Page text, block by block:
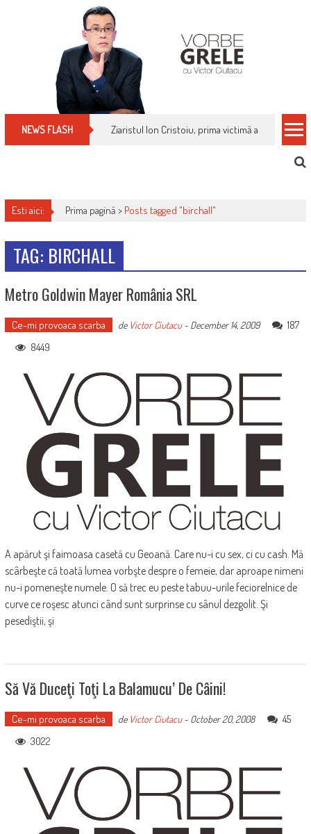
NEWS FLASH Ziaristul Ion Cristoiu, prima victimă a noi
Esti aici: Prima pagină > Posts tagged "birchall"
TAG: BIRCHALL
Metro Goldwin Mayer România SRL
Ce-mi provoaca scarba de Victor Ciutacu- December 14, 2009
187
8449
A apărut şi faimoasa casetă cu Geoană. Care nu-i cu sex, ci cu cash. Mă
scârbeşte că toată lumea vorbşte despre o femeie, dar aproape nimeni
nu-i pomeneşte numele. O să trec eu peste tabuu-urile feciorelnice de
curve ce roşesc atunci când sunt surprinse cu sânul dezgolit. Şi
pesediştii, şi
Să Vă Duceţi Toţi La Balamucu’ De Câini!
Ce-mi provoaca scarba de Victor Ciutacu- October 20, 2008
45
3022